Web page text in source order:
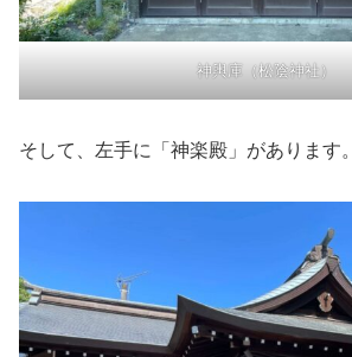
神輿庫（松陰神社）
そして、左手に「神楽殿」があります。